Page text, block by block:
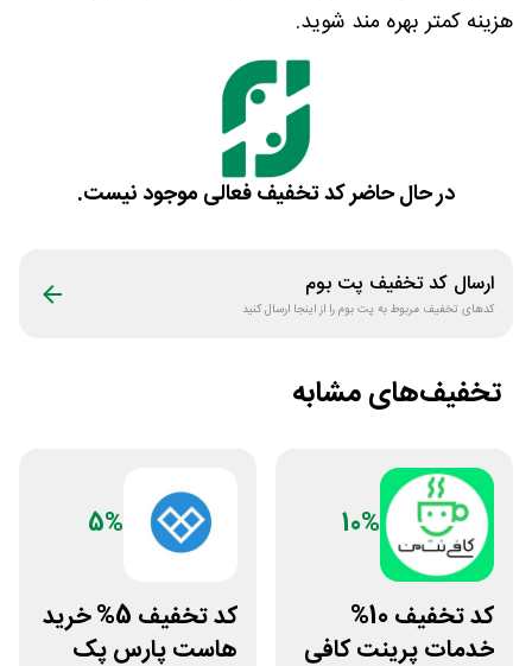
هزینه کمتر بهره مند شوید.
در حال حاضر کد تخفیف فعالی موجود نیست.
ارسال کد تخفیف پت بوم
کدهای تخفیف مربوط به پت بومرا از اینجا ارسال کنید
تخفیف‌های مشابه
10%
کد تخفیف 10%
خدمات پرینت کافی
5%
کد تخفیف 5% خرید
هاست پارس پک